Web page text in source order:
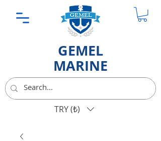
TRY (₺)
GEMEL
MARINE